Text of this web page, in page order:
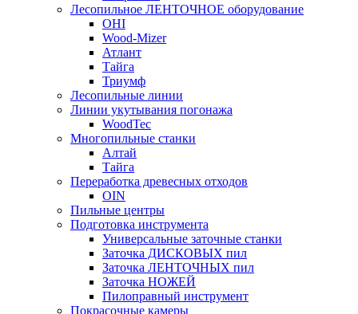
Лесопильное ЛЕНТОЧНОЕ оборудование
OHI
Wood-Mizer
Атлант
Тайга
Триумф
Лесопильные линии
Линии укутывания погонажа
WoodTec
Многопильные станки
Алтай
Тайга
Переработка древесных отходов
OIN
Пильные центры
Подготовка инструмента
Универсальные заточные станки
Заточка ДИСКОВЫХ пил
Заточка ЛЕНТОЧНЫХ пил
Заточка НОЖЕЙ
Пилоправный инструмент
Покрасочные камеры